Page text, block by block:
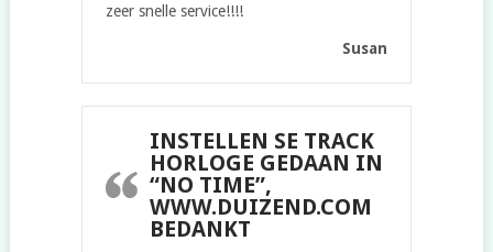
zeer snelle service!!!!
Susan
INSTELLEN SE TRACK
HORLOGE GEDAAN IN
“NO TIME”,
WWW.DUIZEND.COM
BEDANKT